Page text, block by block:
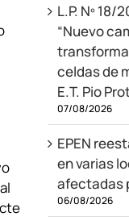
L.P. Nº 18/
“Nuevo
celdas de
E.T. Pio
07/08/2026
EPEN
en varias
afectadas
06/08/2026